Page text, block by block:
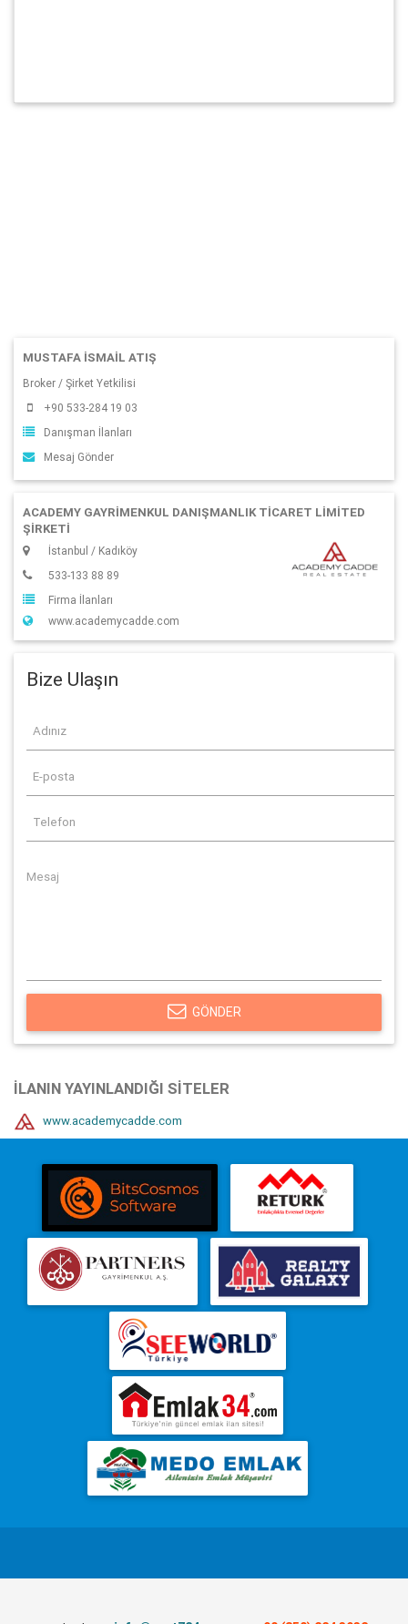
MUSTAFA İSMAIL ATIŞ
Broker / Şirket Yetkilisi
+90 533-284 19 03
Danışman İlanları
Mesaj Gönder
ACADEMY GAYRİMENKUL DANIŞMANLIK TİCARET LİMİTED
ŞİRKETİ
İstanbul / Kadıköy
533-133 88 89
Firma İlanları
www.academycadde.com
Bize Ulaşın
GÖNDER
İLANIN YAYINLANDIĞI SITELER
www.academycadde.com